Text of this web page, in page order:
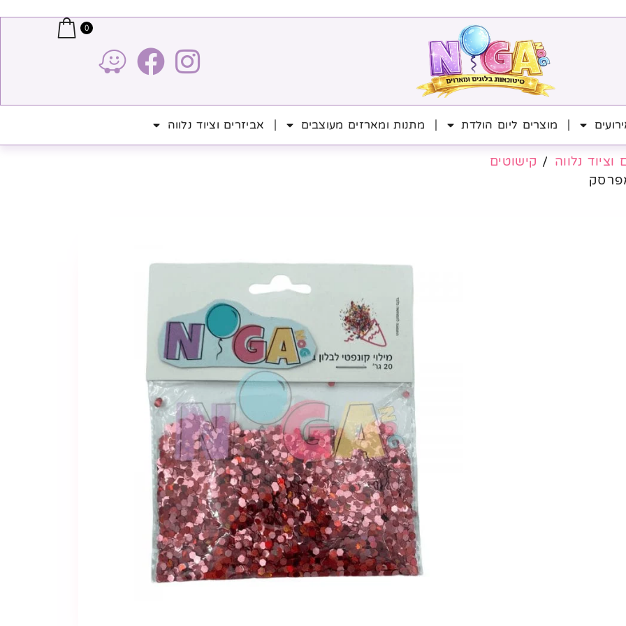
0
מוצרים ליום הולדת מתנות ומארזים מעוצבים אביזרים וציוד נלווה
וציוד נלווה / קישוטים